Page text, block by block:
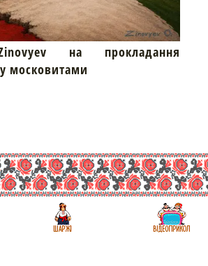
на прокладання
московитами